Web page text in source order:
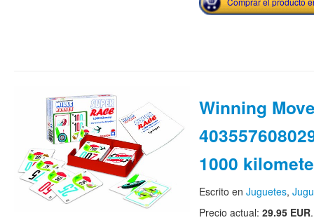
Winning
1000
Escrito en Juguetes,
Precio actual: 29.95 EUR.